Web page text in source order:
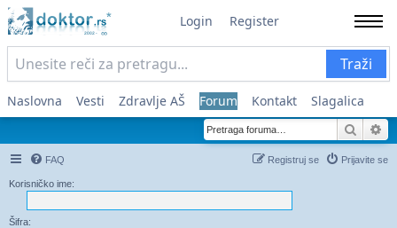
Login Register
Traži
Naslovna Vesti Zdravlje AŠ Forum Kontakt Slagalica
FAQ Prijavite se
Registruj se
Korisničko ime:
Šifra: